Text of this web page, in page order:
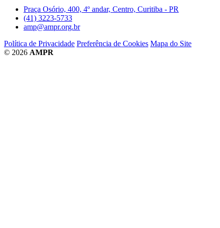
Praça Osório, 400, 4º andar, Centro, Curitiba - PR
(41) 3223-5733
amp@ampr.org.br
Política de Privacidade Preferência de Cookies Mapa do Site
© 2026 AMPR